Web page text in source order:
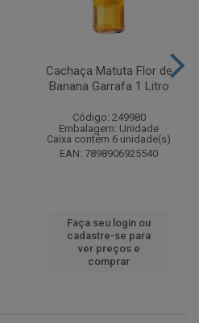
Cachaça Matuta Flor de
Banana Garrafa 1 Litro
Código: 249980
Embalagem: Unidade
Caixa contém 6 unidade(s)
EAN: 7898906925540
Faça seu login ou
cadastre-se para
ver preços e
comprar